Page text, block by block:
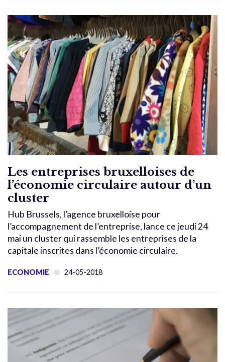
Les entreprises bruxelloises de
l’économie circulaire autour d’un
cluster
Hub Brussels, l’agence bruxelloise pour
l’accompagnement de l’entreprise, lance ce jeudi 24
mai un cluster qui rassemble les entreprises de la
capitale inscrites dans l’économie circulaire.
ECONOMIE 24-05-2018